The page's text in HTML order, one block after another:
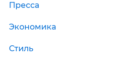
Пресса
Экономика
Стиль